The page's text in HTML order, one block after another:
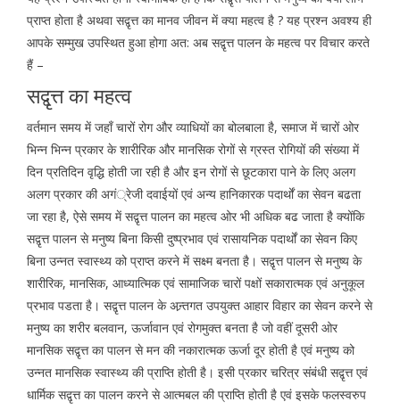
प्राप्त होता है अथवा सद्वृत्त का मानव जीवन में क्या महत्व है ? यह प्रश्न अवश्य ही
आपके सम्मुख उपस्थित हुआ होगा अत: अब सद्वृत्त पालन के महत्व पर विचार करते
हैं –
सद्वृत्त का महत्व
वर्तमान समय में जहाँ चारों रोग और व्याधियों का बोलबाला है, समाज में चारों ओर
भिन्न भिन्न प्रकार के शारीरिक और मानसिक रोगों से ग्रस्त रोगियों की संख्या में
दिन प्रतिदिन वृद्धि होती जा रही है और इन रोगों से छूटकारा पाने के लिए अलग
अलग प्रकार की अगं्रेजी दवाईयों एवं अन्य हानिकारक पदार्थों का सेवन बढता
जा रहा है, ऐसे समय में सद्वृत्त पालन का महत्व ओर भी अधिक बढ जाता है क्योंकि
सद्वृत्त पालन से मनुष्य बिना किसी दुष्प्रभाव एवं रासायनिक पदार्थों का सेवन किए
बिना उन्नत स्वास्थ्य को प्राप्त करने में सक्ष्म बनता है। सद्वृत्त पालन से मनुष्य के
शारीरिक, मानसिक, आध्यात्मिक एवं सामाजिक चारों पक्षों सकारात्मक एवं अनुकूल
प्रभाव पडता है। सद्वृत्त पालन के अन्र्तगत उपयुक्त आहार विहार का सेवन करने से
मनुष्य का शरीर बलवान, ऊर्जावान एवं रोगमुक्त बनता है जो वहीं दूसरी ओर
मानसिक सद्वृत्त का पालन से मन की नकारात्मक ऊर्जा दूर होती है एवं मनुष्य को
उन्नत मानसिक स्वास्थ्य की प्राप्ति होती है। इसी प्रकार चरित्र संबंधी सद्वृत्त एवं
धार्मिक सद्वृत्त का पालन करने से आत्मबल की प्राप्ति होती है एवं इसके फलस्वरुप